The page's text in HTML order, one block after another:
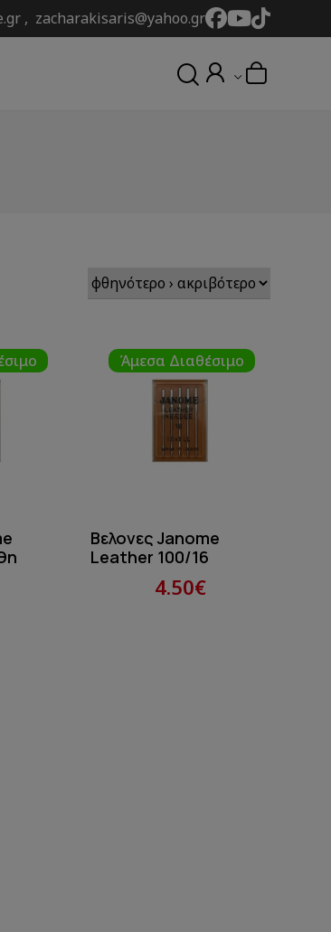
, zacharakisaris@yahoo.gr
Άμεσα Διαθέσιμο
Βελονες Janome
Leather 100/16
4.50€